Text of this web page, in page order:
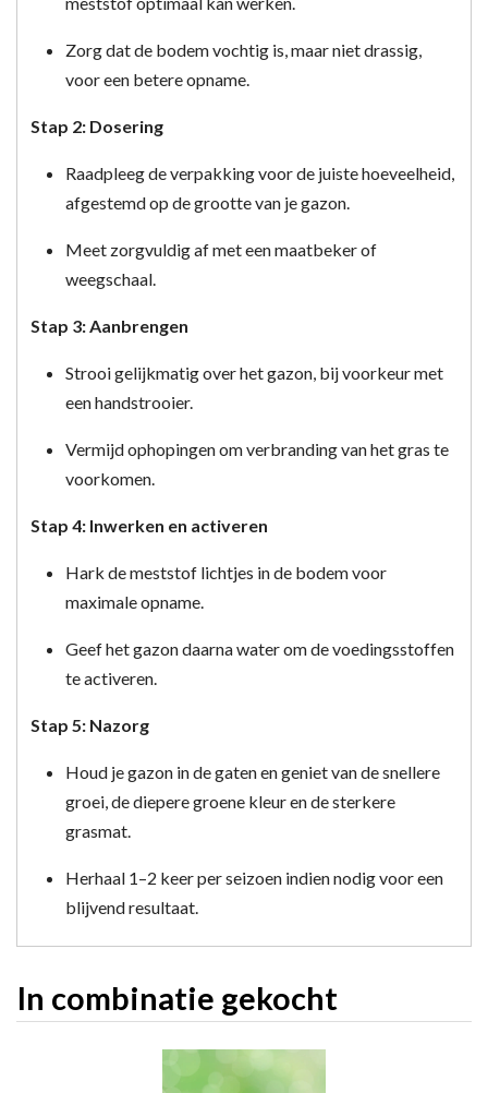
Zorg dat de bodem vochtig is, maar niet drassig,
voor een betere opname.
Stap 2: Dosering
Raadpleeg de verpakking voor de juiste hoeveelheid,
afgestemd op de grootte van je gazon.
Meet zorgvuldig af met een maatbeker of
weegschaal.
Stap 3: Aanbrengen
Strooi gelijkmatig over het gazon, bij voorkeur met
een handstrooier.
Vermijd ophopingen om verbranding van het gras te
voorkomen.
Stap 4: Inwerken en activeren
Hark de meststof lichtjes in de bodem voor
maximale opname.
Geef het gazon daarna water om de voedingsstoffen
te activeren.
Stap 5: Nazorg
Houd je gazon in de gaten en geniet van de snellere
groei, de diepere groene kleur en de sterkere
grasmat.
Herhaal 1–2 keer per seizoen indien nodig voor een
blijvend resultaat.
In combinatie gekocht